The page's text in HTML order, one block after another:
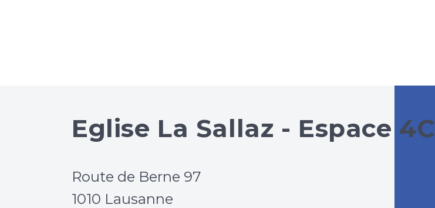
Eglise La Sallaz - Espace 4C
Route de Berne 97
1010 Lausanne